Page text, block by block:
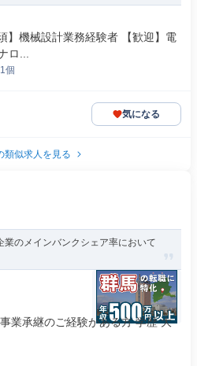
】機械設計業務経験者 【歓迎】電
ロ...
個
気になる
類似求人を見る
のメインバンクシェア率において
業承継のご経験がある方 学歴 大